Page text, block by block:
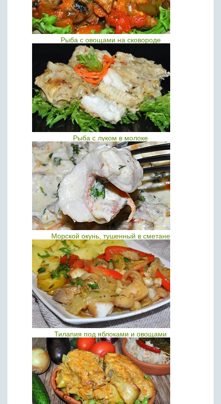
Рыба с овощами на сковороде
Рыба с луком в молоке
Морской окунь, тушенный в сметане
Тилапия под яблоками и овощами